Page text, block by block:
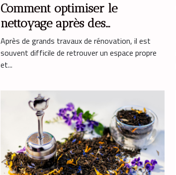
Comment optimiser le
nettoyage après des
rénovations majeures ?
Après de grands travaux de rénovation, il est
souvent difficile de retrouver un espace propre
et...